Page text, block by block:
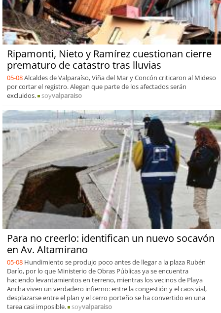
Ripamonti, Nieto y Ramírez cuestionan cierre
prematuro de catastro tras lluvias
05-08Alcaldes de Valparaíso, Viña del Mar y Concón criticaron al Mideso
por cortar el registro. Alegan que parte de los afectados serán
excluidos.
soyvalparaiso
Para no creerlo: identifican un nuevo socavón
en Av. Altamirano
05-08 Hundimiento se produjo poco antes de llegar a la plaza Rubén
Darío, por lo que Ministerio de Obras Públicas ya se encuentra
haciendo levantamientos en terreno, mientras los vecinos de Playa
Ancha viven un verdadero infierno: entre la congestión y el caos vial,
desplazarse entre el plan y el cerro porteño se ha convertido en una
tarea casi imposible.
soyvalparaiso